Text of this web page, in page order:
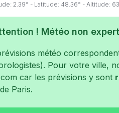
2.39° - Latitude: 48.36° - Altitude: 63
! Météo non
météo
Pour votre ville,
car les prévisions y sont
Paris.